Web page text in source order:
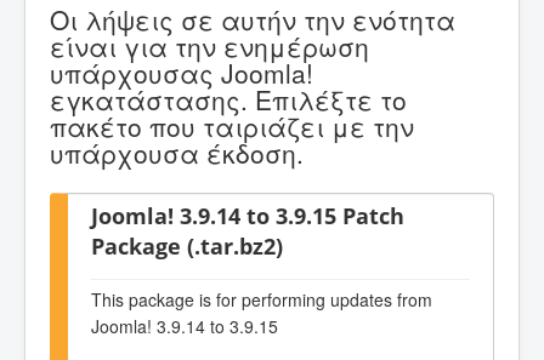
Οι λήψεις σε αυτήν την ενότητα
είναι για την ενημέρωση
υπάρχουσας Joomla!
εγκατάστασης. Επιλέξτε το
πακέτο που ταιριάζει με την
υπάρχουσα έκδοση.
Joomla! 3.9.14 to 3.9.15 Patch
Package (.tar.bz2)
This package is for performing updates from
Joomla! 3.9.14 to 3.9.15